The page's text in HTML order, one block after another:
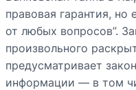
правовая гарантия, но
от любых вопросов”.
произвольного
предусматривает
информации — в том